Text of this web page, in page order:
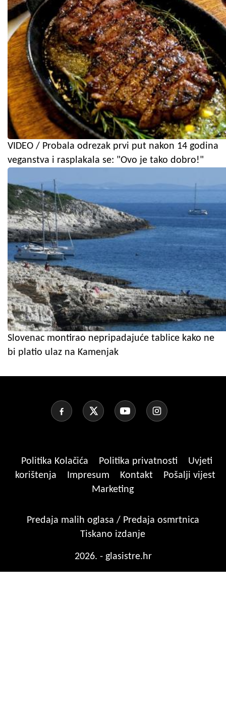
VIDEO / Probala odrezak prvi put nakon 14 godina
veganstva i rasplakala se: "Ovo je tako dobro!"
Slovenac montirao nepripadajuće tablice kako ne
bi platio ulaz na Kamenjak
Politika Kolačića Politika privatnosti
Uvjeti
korištenja
Impresum Kontakt
Pošalji vijest
Marketing
Predaja malih oglasa / Predaja osmrtnica
Tiskano izdanje
2026. - glasistre.hr